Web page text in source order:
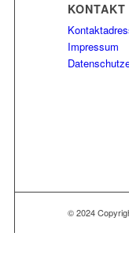
Impressum
© 2024